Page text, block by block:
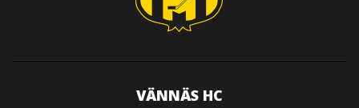
VÄNNÄS HC